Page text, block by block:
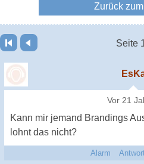
Zurück
Seite
Vor
Vor 21
Kann mir jemand Brandings
lohnt das nicht?
Alarm